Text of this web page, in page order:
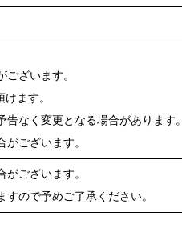
ざいます。
ます。
なく変更となる場合があります。
ございます。
ございます。
ので予めご了承ください。